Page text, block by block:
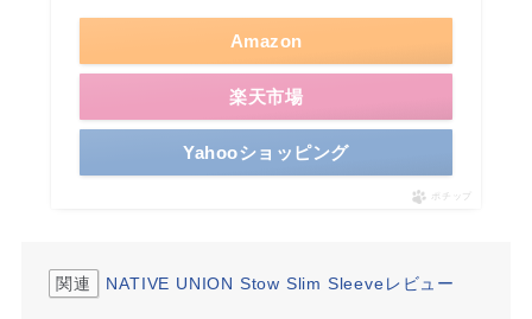
Amazon
楽天市場
Yahooショッピング
ポチップ
関連 NATIVE UNION Stow Slim Sleeveレビュー